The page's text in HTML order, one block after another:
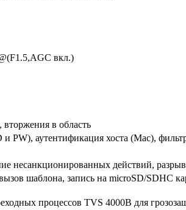
вкл.)
в область
и PW), аутентификация хоста (Mac),
несанкционированных действий,
шаблона, запись на microSD/SDHC
процессов TVS 4000В для